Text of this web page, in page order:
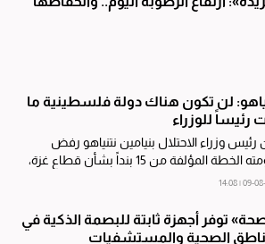
لن تكون هناك دولة فلسطينية ما
رئيساً للوزراء
رئيس وزراء الاحتلال بنيامين نتنياهو رفض
حكومته الخطة المؤلفة من 15 بنداً بشأن قطاع غزة،
أن قواته لن تنسحب من القطاع ما لم يتم نزع
ضمن الخطة الأمريكية تراها حكومته مقبولة،
ترفض أفكاراً أخرى، مشدداً على أنه «لن
09-08-
توفر أجهزة ثابتة للبصمة الذكية في
الصحية والمستشفيات